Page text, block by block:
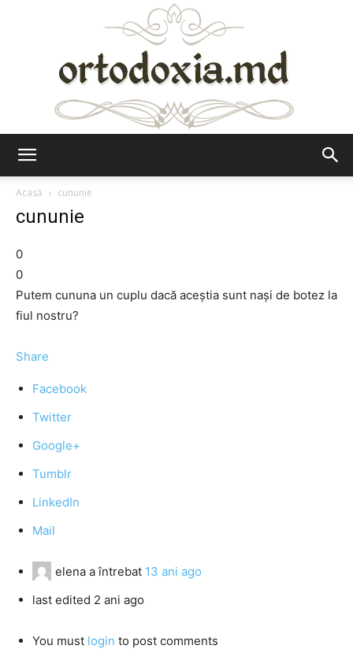
Acasă
cununie
cununie
0
0
Putem cununa un cuplu dacă aceştia sunt naşi de botez la
fiul nostru?
Share
Facebook
Twitter
Google+
Tumblr
LinkedIn
Mail
elena a întrebat 13 ani ago
last edited 2 ani ago
You must login to post comments